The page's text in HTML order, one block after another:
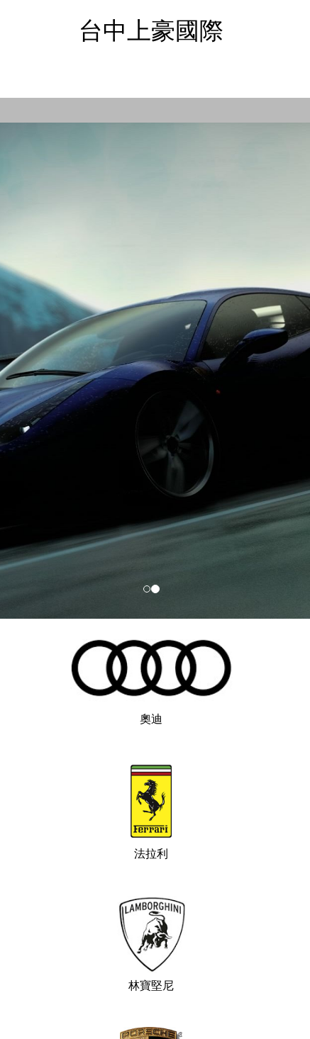
台中上豪國際
奧迪
法拉利
林寶堅尼